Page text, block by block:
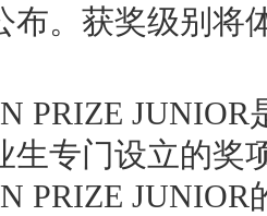
布。获奖级别将
PRIZE
生专门设立的奖
PRIZE